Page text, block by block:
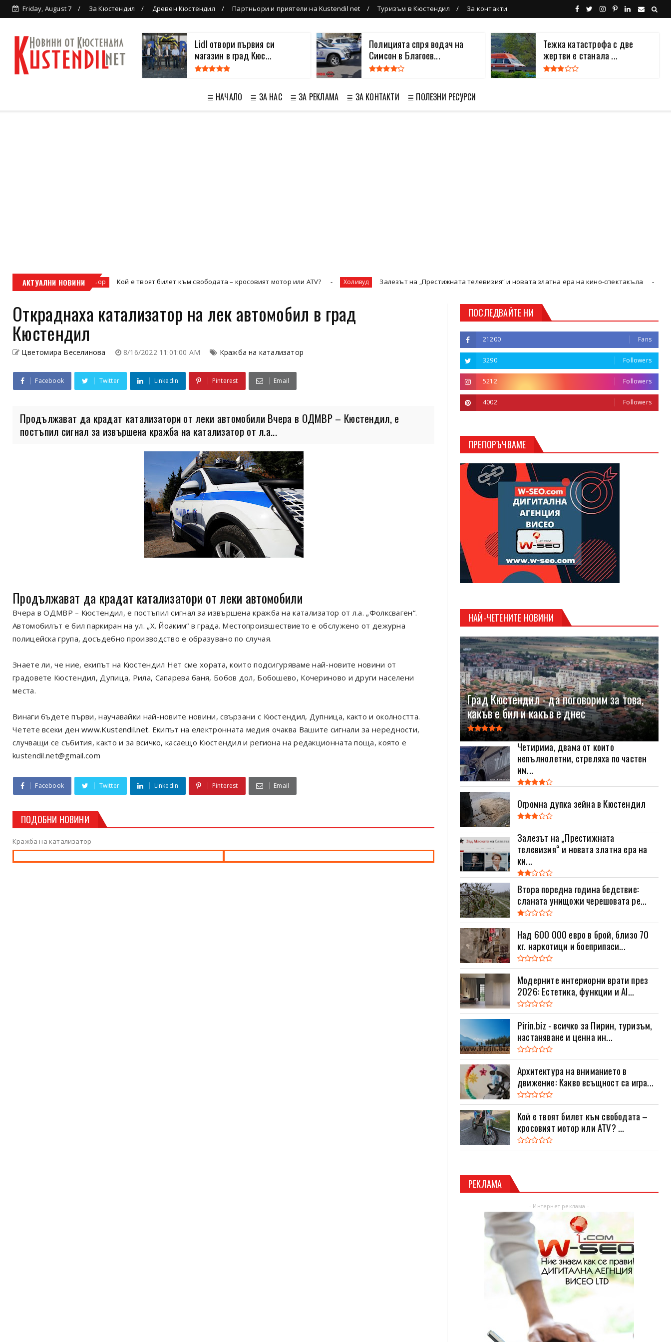
Friday, August 7 За Кюстендил Древен Кюстендил Партньори и приятели на Kustendil net Туризъм в Кюстендил За контакти
Lidl отвори първия си
магазин в град Кюс...
Полицията спря водач на
Симсон в Благоев...
Тежка катастрофа с две
жертви е станала ...
≣ НАЧАЛО ≣ ЗА НАС ≣ ЗА РЕКЛАМА ≣ ЗА КОНТАКТИ ≣ ПОЛЕЗНИ РЕСУРСИ
АКТУАЛНИ НОВИНИ
кросов мотор Кой е твоят билет към свободата – кросовият мотор или ATV? Холивуд Залезът на „Престижната телевизия“ и новата златна ера на кино-спектакъла Кюстендил
Откраднаха катализатор на лек автомобил в град
Кюстендил
Цветомира Веселинова 8/16/2022 11:01:00 AM Кражба на катализатор
Facebook Twitter Linkedin Pinterest Email
Продължават да крадат катализатори от леки автомобили Вчера в ОДМВР – Кюстендил, е
постъпил сигнал за извършена кражба на катализатор от л.а...
Продължават да крадат катализатори от леки автомобили
Вчера в ОДМВР – Кюстендил, е постъпил сигнал за извършена кражба на катализатор от л.а. „Фолксваген“.
Автомобилът е бил паркиран на ул. „Х. Йоаким“ в града. Местопроизшествието е обслужено от дежурна
полицейска група, досъдебно производство е образувано по случая.
Знаете ли, че ние, екипът на Кюстендил Нет сме хората, които подсигуряваме най-новите новини от
градовете Кюстендил, Дупица, Рила, Сапарева баня, Бобов дол, Бобошево, Кочериново и други населени
места.
Винаги бъдете първи, научавайки най-новите новини, свързани с Кюстендил, Дупница, както и околността.
Четете всеки денwww.Kustendil.net. Екипът на електронната медия очаква Вашите сигнали за нередности,
случващи се събития, както и за всичко, касаещо Кюстендил и региона на редакционната поща, която е
kustendil.net@gmail.com
Facebook Twitter Linkedin Pinterest Email
ПОДОБНИ НОВИНИ
Кражба на катализатор
ПОСЛЕДВАЙТЕ НИ
21200 Fans
3290 Followers
5212 Followers
4002 Followers
ПРЕПОРЪЧВАМЕ
НАЙ-ЧЕТЕНИТЕ НОВИНИ
Град Кюстендил - да поговорим за това,
какъв е бил и какъв е днес
Четирима, двама от които
непълнолетни, стреляха по частен
им...
Огромна дупка зейна в Кюстендил
Залезът на „Престижната
телевизия“ и новата златна ера на
ки...
Втора поредна година бедствие:
сланата унищожи черешовата ре...
Над 600 000 евро в брой, близо 70
кг. наркотици и боеприпаси...
Модерните интериорни врати през
2026: Естетика, функции и AI...
Pirin.biz - всичко за Пирин, туризъм,
настаняване и ценна ин...
Архитектура на вниманието в
движение: Какво всъщност са игра...
Кой е твоят билет към свободата –
кросовият мотор или ATV? ...
РЕКЛАМА
- Интернет реклама -